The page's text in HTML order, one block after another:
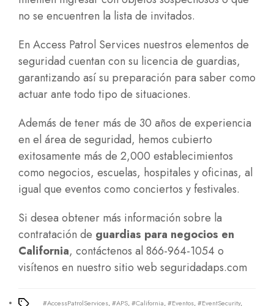
no se encuentren la lista de invitados.
En Access Patrol Services nuestros elementos de
seguridad cuentan con su licencia de guardias,
garantizando así su preparación para saber como
actuar ante todo tipo de situaciones.
Además de tener más de 30 años de experiencia
en el área de seguridad, hemos cubierto
exitosamente más de 2,000 establecimientos
como negocios, escuelas, hospitales y oficinas, al
igual que eventos como conciertos y festivales.
Si desea obtener más información sobre la
contratación de guardias para negocios en
California, contáctenos al 866-964-1054 o
visítenos en nuestro sitio web seguridadaps.com
#AccessPatrolServices,#APS,#California,#Eventos,#EventSecurity,